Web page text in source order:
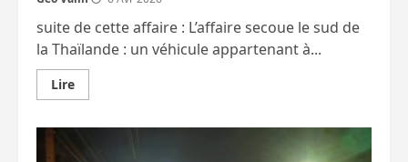
suite de cette affaire : L’affaire secoue le sud de
la Thaïlande : un véhicule appartenant à...
LireEn
savoir